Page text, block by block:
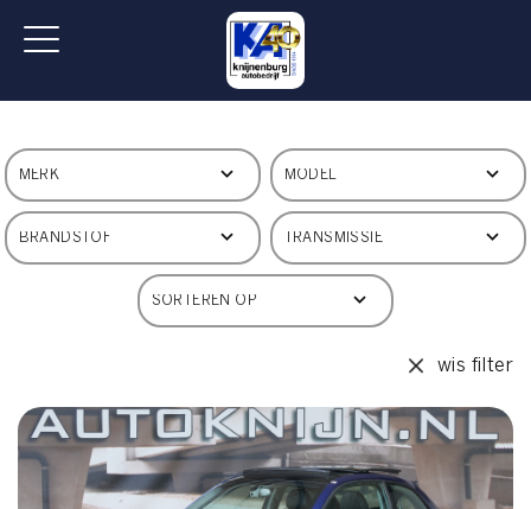
wis filter